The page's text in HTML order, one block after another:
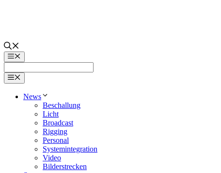
Menü
Menü
News
Beschallung
Licht
Broadcast
Rigging
Personal
Systemintegration
Video
Bilderstrecken